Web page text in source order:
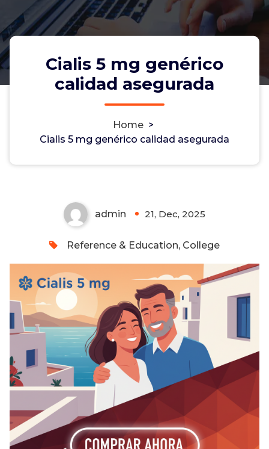
Cialis 5 mg genérico
calidad asegurada
Home >
Cialis 5 mg genérico calidad asegurada
Cialis 5 mg genérico calidad
admin 21, Dec, 2025
Reference & Education, College